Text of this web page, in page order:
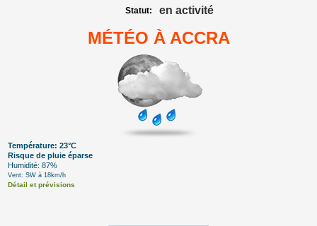
Statut: en activité
MÉTÉO À ACCRA
Température: 23°C
Risque de pluie éparse
Humidité: 87%
Vent: SW à 18km/h
Détail et prévisions